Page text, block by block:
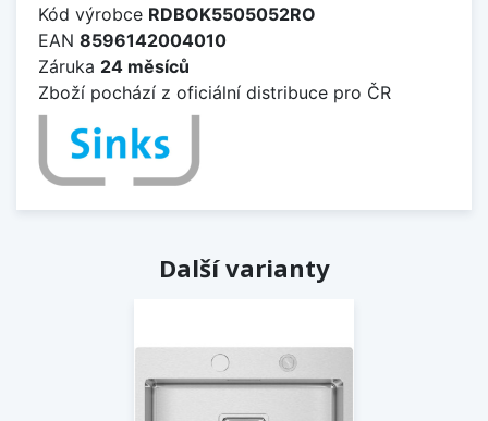
Kód výrobce RDBOK5505052RO
EAN 8596142004010
Záruka 24 měsíců
Zboží pochází z oficiální distribuce pro ČR
Další varianty